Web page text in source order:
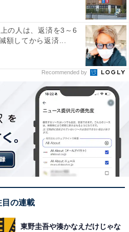
の人は、返済を3～6
額してから返済...
Recommended by
目の連載
東野圭吾や湊かなえだけじゃな